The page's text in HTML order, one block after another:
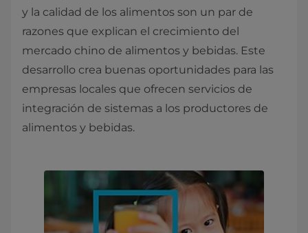
y la calidad de los alimentos son un par de
razones que explican el crecimiento del
mercado chino de alimentos y bebidas. Este
desarrollo crea buenas oportunidades para las
empresas locales que ofrecen servicios de
integración de sistemas a los productores de
alimentos y bebidas.